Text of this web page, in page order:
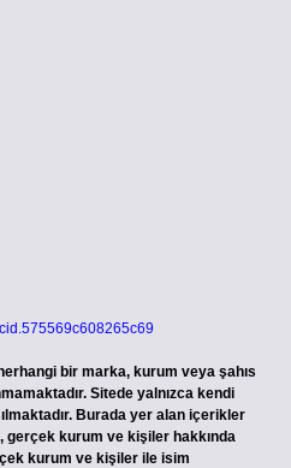
bir marka, kurum veya şahıs
Sitede yalnızca kendi
Burada yer alan içerikler
gerçek kurum ve kişiler hakkında
kurum ve kişiler ile isim